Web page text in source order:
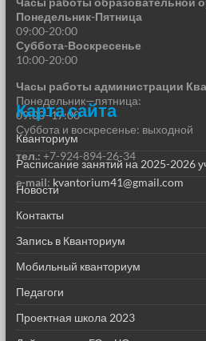
Понедельник-Пятница
09:00-20:00
Суббота-Воскресенье
10:00-20:00
Часы работы администрации
Понедельник—пятница:
09:00–17:00
Суббота и воскресенье: выходной
тел.: +7-924-894-26-34
e-mail: kvantorium41@gmail.com
Карта сайта
Кванториум
Расписание занятий на 2025-2026
Новости
Контакты
Запись в Кванториум
Мобильный кванториум
Педагоги
Проектная школа 2023